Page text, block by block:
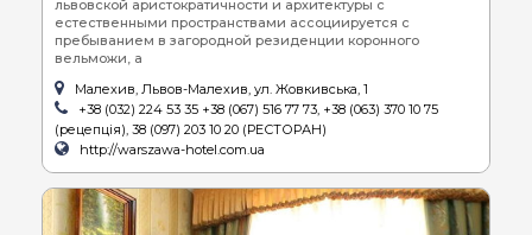
львовской аристократичности и архитектуры с
естественными пространствами ассоциируется с
пребыванием в загородной резиденции коронного
вельможи, а
Малехив, Львов-Малехив, ул. Жовкивська, 1
+38 (032) 224 53 35 +38 (067) 516 77 73, +38 (063) 370 10 75
(рецепція), 38 (097) 203 10 20 (РЕСТОРАН)
http://warszawa-hotel.com.ua